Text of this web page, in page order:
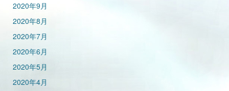
2020年9月
2020年8月
2020年7月
2020年6月
2020年5月
2020年4月